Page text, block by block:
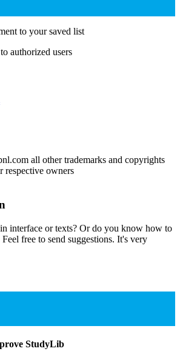
to your saved list
authorized users
all other trademarks and copyrights
respective owners
interface or texts? Or do you know how to
free to send suggestions. It's very
StudyLib